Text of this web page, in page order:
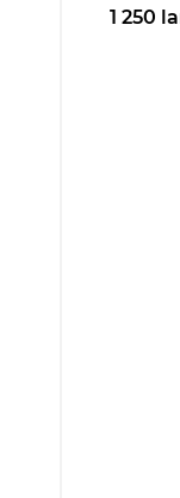
1 250